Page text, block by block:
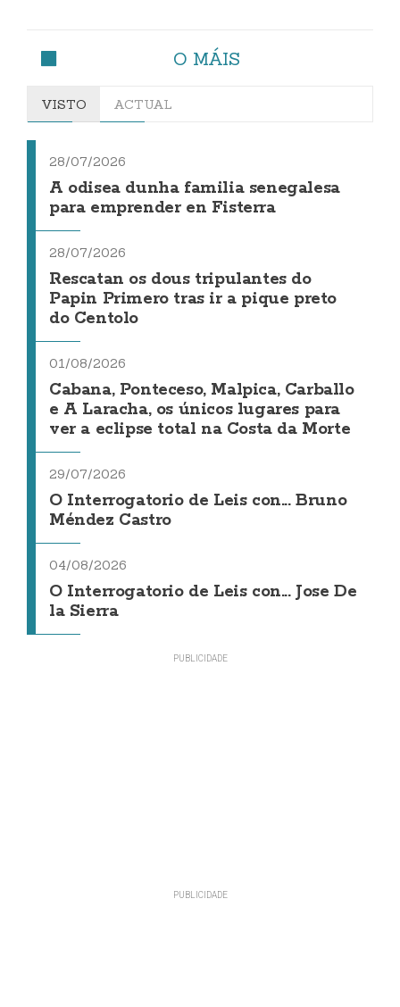
O MÁIS
VISTO ACTUAL
28/07/2026
A odisea dunha familia senegalesa
para emprender en Fisterra
28/07/2026
Rescatan os dous tripulantes do
Papin Primero tras ir a pique preto
do Centolo
01/08/2026
Cabana, Ponteceso, Malpica, Carballo
e A Laracha, os únicos lugares para
ver a eclipse total na Costa da Morte
29/07/2026
O Interrogatorio de Leis con... Bruno
Méndez Castro
04/08/2026
O Interrogatorio de Leis con... Jose De
la Sierra